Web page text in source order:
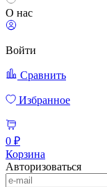
О нас
Войти
Сравнить
Избранное
0 ₽
Корзина
Авторизоваться